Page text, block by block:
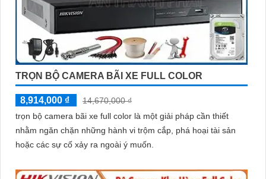
TRỌN BỘ CAMERA BÃI XE FULL COLOR
8,914,000 ₫
14,670,000 ₫
trọn bộ camera bãi xe full color là một giải pháp cần thiết
nhằm ngăn chặn những hành vi trộm cắp, phá hoại tài sản
hoặc các sự cố xảy ra ngoài ý muốn.